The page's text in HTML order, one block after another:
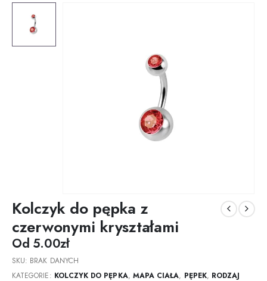
Kolczyk do pępka z
czerwonymi kryształami
Od 5.00zł
SKU: BRAK DANYCH
KATEGORIE: KOLCZYK DO PĘPKA, MAPA CIAŁA, PĘPEK, RODZAJ